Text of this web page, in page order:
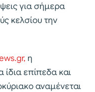
για σήμερα
κελσίου την
η
επίπεδα και
αναμένεται